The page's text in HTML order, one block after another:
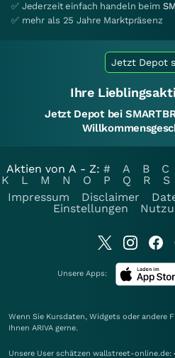
✅ Jederzeit einfach handeln beim
✅ mehr als 25 Jahre Marktpräsenz
Jetzt Depot
Ihre
Jetzt Depot bei
Aktien von A - Z: # A B C
K
L M N O P Q R S
Impressum
Disclaimer
Einstellungen
Unsere Apps:
Wenn Sie Kursdaten, Widgets oder
Ihnen ARIVA gerne.
Unsere User schätzen wallstreet-